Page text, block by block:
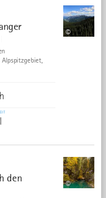
©
Alpspitzgebiet,
den
©